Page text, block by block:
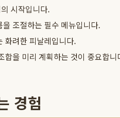
시작입니다.
조절하는 필수 메뉴입니다.
화려한 피날레입니다.
합을 미리 계획하는 것이 중요합니
경험